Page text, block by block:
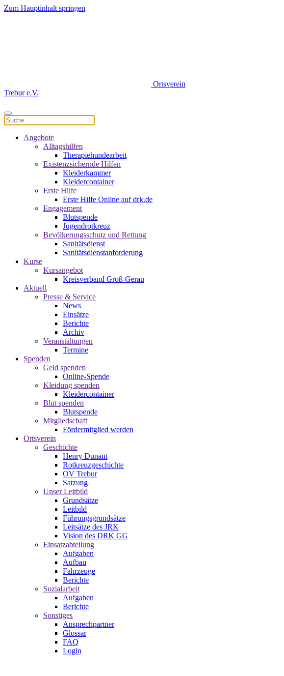
Zum Hauptinhalt springen
Ortsverein
Trebur e.V.
Angebote
Alltagshilfen
Therapiehundearbeit
Existenzsichernde Hilfen
Kleiderkammer
Kleidercontainer
Erste Hilfe
Erste Hilfe Online auf drk.de
Engagement
Blutspende
Jugendrotkreuz
Bevölkerungsschutz und Rettung
Sanitätsdienst
Sanitätsdienstanforderung
Kurse
Kursangebot
Kreisverband Groß-Gerau
Aktuell
Presse & Service
News
Einsätze
Berichte
Archiv
Veranstaltungen
Termine
Spenden
Geld spenden
Online-Spende
Kleidung spenden
Kleidercontainer
Blut spenden
Blutspende
Mitgliedschaft
Fördermitglied werden
Ortsverein
Geschichte
Henry Dunant
Rotkreuzgeschichte
OV Trebur
Satzung
Unser Leitbild
Grundsätze
Leitbild
Führungsgrundsätze
Leitsätze des JRK
Vision des DRK GG
Einsatzabteilung
Aufgaben
Aufbau
Fahrzeuge
Berichte
Sozialarbeit
Aufgaben
Berichte
Sonstiges
Ansprechpartner
Glossar
FAQ
Login